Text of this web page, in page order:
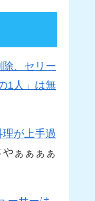
、セリー
1人」は無
が上手過
やぁぁぁぁ